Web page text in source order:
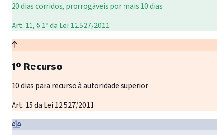
20 dias corridos, prorrogáveis por mais 10 dias
Art. 11, § 1º da Lei 12.527/2011
1º Recurso
10 dias para recurso à autoridade superior
Art. 15 da Lei 12.527/2011